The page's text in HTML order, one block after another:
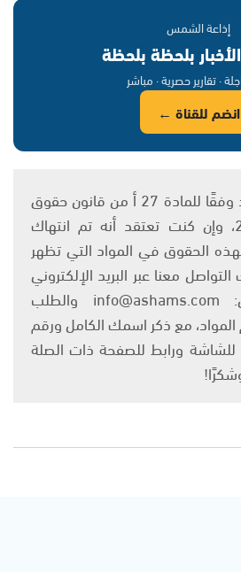
إذاعة الشمس
بلحظة بلحظة
· تقارير حصرية · مباشر
انضم للقناة ←
يتم الاستخدام المواد وفقًا للمادة 27 أ من قانون حقوق
التأليف والنشر 2007، وإن كنت تعتقد أنه تم انتهاك
الحقوق في المواد التي تظهر
معنا عبر البريد الإلكتروني
على العنوان التالي: info@ashams.com والطلب
مع ذكر اسمك الكامل ورقم
ورابط للصفحة ذات الصلة